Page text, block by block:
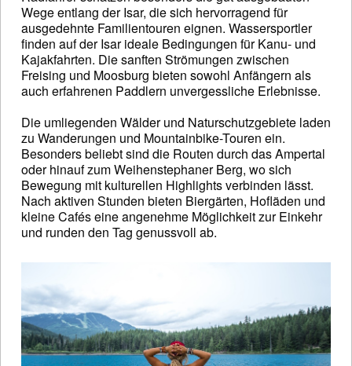
Wege entlang der Isar, die sich hervorragend für
ausgedehnte Familientouren eignen. Wassersportler
finden auf der Isar ideale Bedingungen für Kanu- und
Kajakfahrten. Die sanften Strömungen zwischen
Freising und Moosburg bieten sowohl Anfängern als
auch erfahrenen Paddlern unvergessliche Erlebnisse.
Die umliegenden Wälder und Naturschutzgebiete laden
zu Wanderungen und Mountainbike-Touren ein.
Besonders beliebt sind die Routen durch das Ampertal
oder hinauf zum Weihenstephaner Berg, wo sich
Bewegung mit kulturellen Highlights verbinden lässt.
Nach aktiven Stunden bieten Biergärten, Hofläden und
kleine Cafés eine angenehme Möglichkeit zur Einkehr
und runden den Tag genussvoll ab.